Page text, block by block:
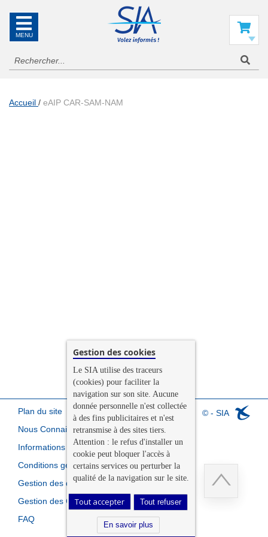
Accueil eAIP CAR-SAM-NAM
© - SIA
Plan du site
Nous Connaitre
Informations légales
Conditions générales de vente
Gestion des données personnelles
Gestion des Cookies
FAQ
Gestion des cookies
Le SIA utilise des traceurs
(cookies) pour faciliter la
navigation sur son site. Aucune
donnée personnelle n'est collectée
à des fins publicitaires et n'est
retransmise à des sites tiers.
Attention : le refus d'installer un
cookie peut bloquer l'accès à
certains services ou perturber la
qualité de la navigation sur le site.
Tout accepter Tout refuser
En savoir plus